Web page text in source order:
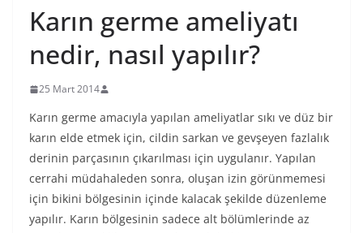
Karın germe ameliyatı
nedir, nasıl yapılır?
25 Mart 2014
Karın germe amacıyla yapılan ameliyatlar sıkı ve düz bir
karın elde etmek için, cildin sarkan ve gevşeyen fazlalık
derinin parçasının çıkarılması için uygulanır. Yapılan
cerrahi müdahaleden sonra, oluşan izin görünmemesi
için bikini bölgesinin içinde kalacak şekilde düzenleme
yapılır. Karın bölgesinin sadece alt bölümlerinde az